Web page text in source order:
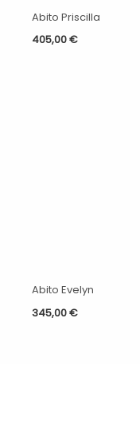
Abito Priscilla
405,00€
Abito Evelyn
345,00€